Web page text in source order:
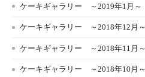
ケーキギャラリー ～2019年1月～
ケーキギャラリー ～2018年12月～
ケーキギャラリー ～2018年11月～
ケーキギャラリー ～2018年10月～